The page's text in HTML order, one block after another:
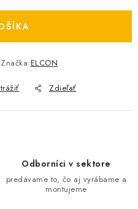
Značka:ELCON
Zdieľať
Odborníci v sektore
predávame to, čo aj vyrábame a
montujeme